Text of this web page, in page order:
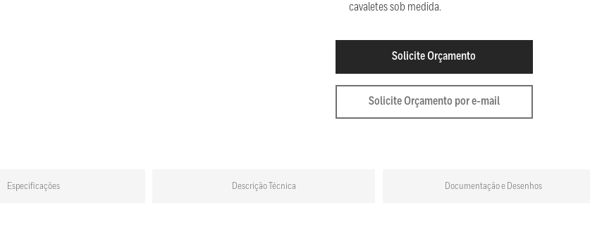
cavaletes sob medida.
Solicite Orçamento
Solicite Orçamento por e-mail
Especificações Descrição Técnica Documentação e Desenhos